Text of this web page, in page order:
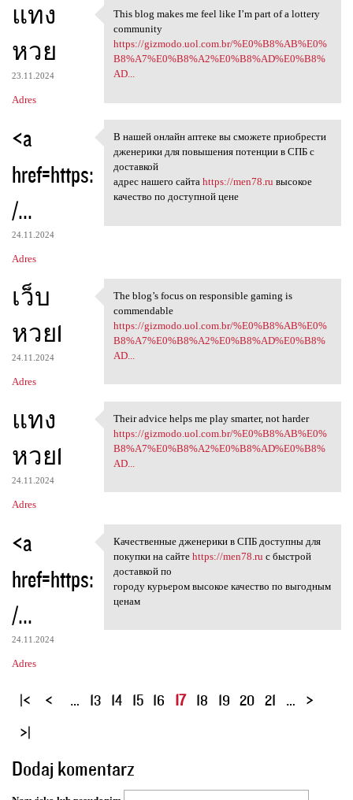
แทง
หวย
23.11.2024
Adres
This blog makes me feel like
This blog makes me feel like I’m part of a lottery
community
https://gizmodo.uol.com.br/%E0%B8%AB%E0%
B8%A7%E0%B8%A2%E0%B8%AD%E0%B8%
AD...
<a
href=https:
/...
24.11.2024
Adres
В нашей онлайн аптеке вы
В нашей онлайн аптеке вы сможете приобрести
дженерики для повышения потенции в СПБ с
доставкой
адрес нашего сайта https://men78.ru высокое
качество по доступной цене
เว็บ
หวย1
24.11.2024
Adres
The blog’s focus on
The blog’s focus on responsible gaming is
commendable
https://gizmodo.uol.com.br/%E0%B8%AB%E0%
B8%A7%E0%B8%A2%E0%B8%AD%E0%B8%
AD...
แทง
หวย1
24.11.2024
Adres
Their advice helps me play
Their advice helps me play smarter, not harder
https://gizmodo.uol.com.br/%E0%B8%AB%E0%
B8%A7%E0%B8%A2%E0%B8%AD%E0%B8%
AD...
<a
href=https:
/...
24.11.2024
Adres
Качественные дженерики в СПБ
Качественные дженерики в СПБ доступны для
покупки на сайте https://men78.ru с быстрой
доставкой по
городу курьером высокое качество по выгодным
ценам
S
o
n
… 13 14 15 16 17 18 19 20 21 …
Dodaj komentarz